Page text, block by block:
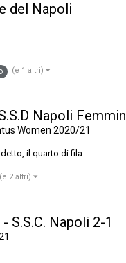
del Napoli
(e 1 altri)
Napoli
Women 2020/21
il quarto di fila.
(e 2 altri)
S.S.C. Napoli 2-1